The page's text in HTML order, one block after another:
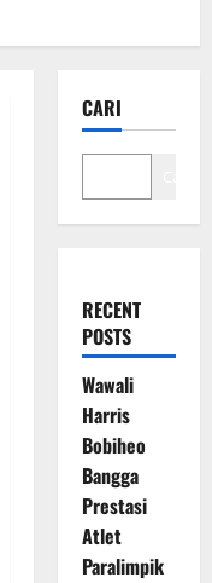
CARI
RECENT
POSTS
Wawali
Harris
Bobiheo
Bangga
Prestasi
Atlet
Paralimpik